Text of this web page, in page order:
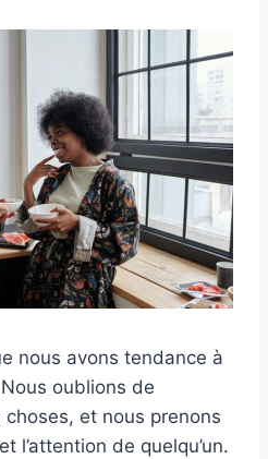
nous avons tendance à
oublions de
et nous prenons
l’attention de quelqu’un.